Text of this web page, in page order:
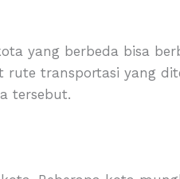
yang berbeda bisa
transportasi yang
tersebut.